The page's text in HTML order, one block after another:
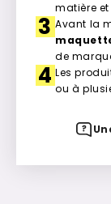
matière
3 Avant la
de
4 Les
ou à